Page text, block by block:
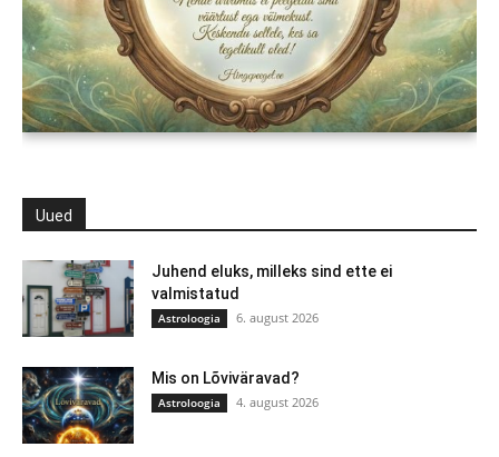
Uued
Juhend eluks, milleks sind ette ei
valmistatud
Astroloogia 6. august 2026
Mis on Lõviväravad?
Astroloogia 4. august 2026